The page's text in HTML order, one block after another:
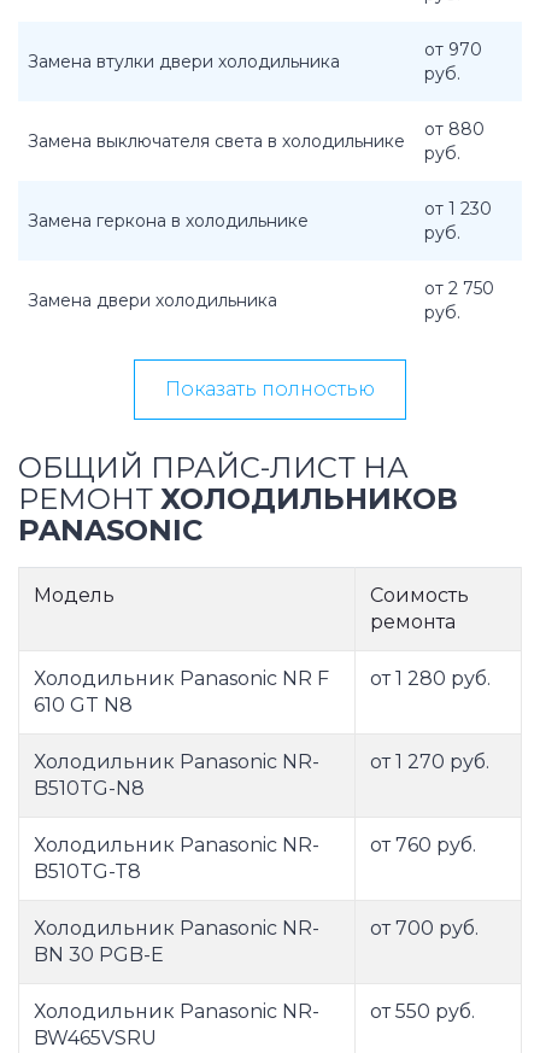
Замена втулки двери холодильника
от 970
руб.
Замена выключателя света в холодильнике
от 880
руб.
Замена геркона в холодильнике
от 1 230
руб.
Замена двери холодильника
от 2 750
руб.
Показать полностью
ОБЩИЙ ПРАЙС-ЛИСТ НА
РЕМОНТ ХОЛОДИЛЬНИКОВ
PANASONIC
Модель
Соимость
ремонта
Холодильник Panasonic NR F
610 GT N8
от 1 280 руб.
Холодильник Panasonic NR-
B510TG-N8
от 1 270 руб.
Холодильник Panasonic NR-
B510TG-T8
от 760 руб.
Холодильник Panasonic NR-
BN 30 PGB-E
от 700 руб.
Холодильник Panasonic NR-
BW465VSRU
от 550 руб.